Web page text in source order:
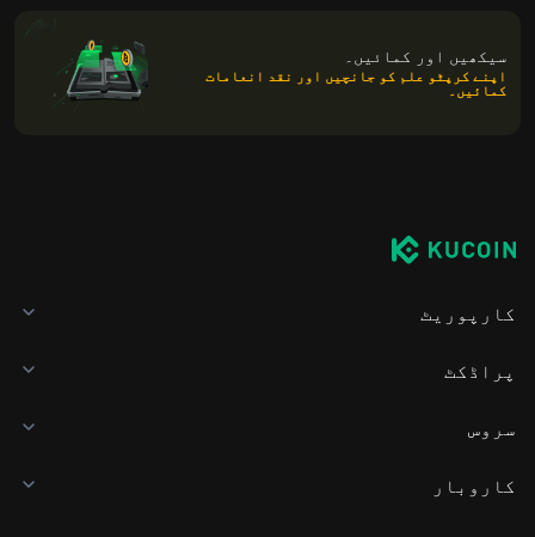
سیکھیں اور کمائیں۔
اپنے کرپٹو علم کو جانچیں اور نقد انعامات
کمائیں۔
کارپوریٹ
پراڈکٹ
سروس
کاروبار